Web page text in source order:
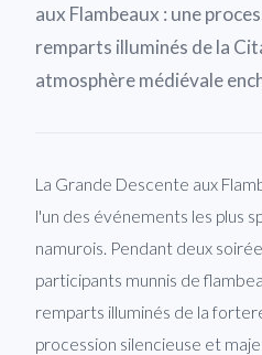
aux Flambeaux : une
remparts illuminés de la
atmosphère médiévale
La Grande Descente aux
l'un des événements les plus
namurois. Pendant deux
participants munnis de
remparts illuminés de la
procession silencieuse et